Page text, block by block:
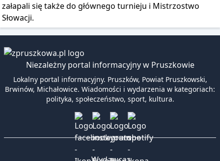
załapali się także do głównego turnieju i Mistrzostwo
Słowacji.
Niezależny portal informacyjny w Pruszkowie
Lokalny portal informacyjny. Pruszków, Powiat Pruszkowski,
Brwinów, Michałowice. Wiadomości i wydarzenia w kategoriach:
polityka, społeczeństwo, sport, kultura.